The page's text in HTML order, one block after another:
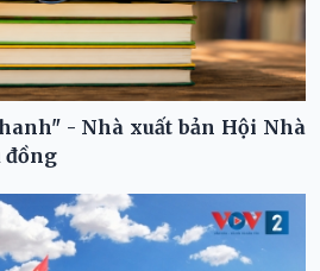
- Nhà xuất bản Hội Nhà
đồng